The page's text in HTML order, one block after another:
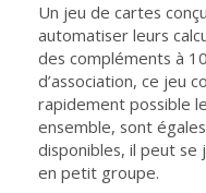
Un jeu de cartes
automatiser leurs
des compléments à
d’association, ce jeu
rapidement possible
ensemble, sont
disponibles, il peut se
en petit groupe.